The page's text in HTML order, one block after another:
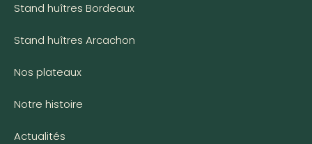
Stand huîtres Bordeaux
Stand huîtres Arcachon
Nos plateaux
Notre histoire
Actualités